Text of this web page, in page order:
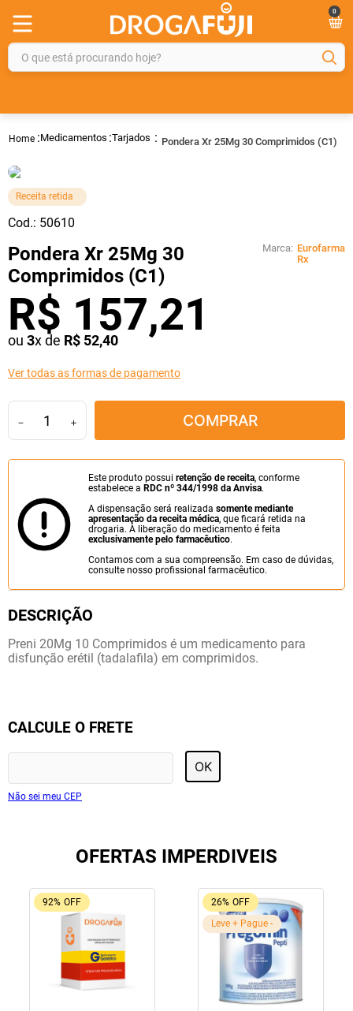
0
O que está procurando hoje?
Medicamentos Tarjados Pondera Xr 25Mg 30 Comprimidos (C1)
Receita retida
Cod.: 50610
Pondera Xr 25Mg 30
Comprimidos (C1)
Marca: Eurofarma
Rx
R$ 157,21
ou 3x de R$ 52,40
Ver todas as formas de pagamento
＋
－ COMPRAR
Este produto possui retenção de receita, conforme
estabelece a RDC nº 344/1998 da Anvisa.
A dispensação será realizada somente mediante
apresentação da receita médica, que ficará retida na
drogaria. A liberação do medicamento é feita
exclusivamente pelo farmacêutico.
Contamos com a sua compreensão. Em caso de dúvidas,
consulte nosso profissional farmacêutico.
Preni 20Mg 10 Comprimidos é um medicamento para
disfunção erétil (tadalafila) em comprimidos.
CALCULE O FRETE
OK
Não sei meu CEP
OFERTAS IMPERDIVEIS
92% OFF 26% OFF
Leve + Pague -
3º
4º
rosuvastatina 20mg
5º
protetor solar
6º
shampoo
7º
dipirona
º
fraldas geriátricas
9º
tadalafila
10º amoxicilina clavulanato